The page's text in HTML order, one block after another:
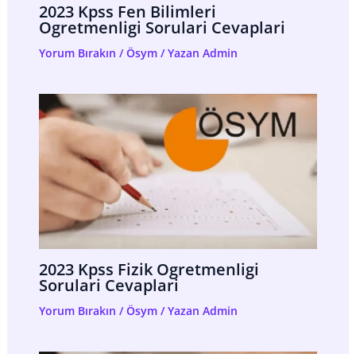
2023 Kpss Fen Bilimleri
Ogretmenligi Sorulari Cevaplari
Yorum Bırakın /Ösym/ Yazan Admin
2023 Kpss Fizik Ogretmenligi
Sorulari Cevaplari
Yorum Bırakın /Ösym/ Yazan Admin